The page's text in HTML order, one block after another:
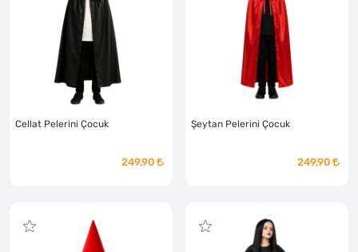
Cellat Pelerini Çocuk
249,90
Şeytan Pelerini Çocuk
249,90